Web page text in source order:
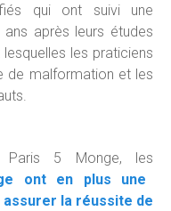
qui ont suivi une
après leurs études
les praticiens
de malformation et les
Paris 5 Monge, les
ont en plus une
la réussite de